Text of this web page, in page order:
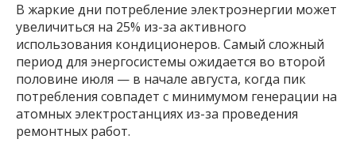
В жаркие дни потребление электроэнергии может
увеличиться на 25% из-за активного
использования кондиционеров. Самый сложный
период для энергосистемы ожидается во второй
половине июля — в начале августа, когда пик
потребления совпадет с минимумом генерации на
атомных электростанциях из-за проведения
ремонтных работ.